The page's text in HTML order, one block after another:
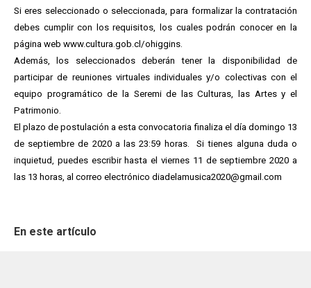
Si eres seleccionado o seleccionada, para formalizar la contratación
debes cumplir con los requisitos, los cuales podrán conocer en la
página web www.cultura.gob.cl/ohiggins.
Además, los seleccionados deberán tener la disponibilidad de
participar de reuniones virtuales individuales y/o colectivas con el
equipo programático de la Seremi de las Culturas, las Artes y el
Patrimonio.
El plazo de postulación a esta convocatoria finaliza el día domingo 13
de septiembre de 2020 a las 23:59 horas. Si tienes alguna duda o
inquietud, puedes escribir hasta el viernes 11 de septiembre 2020 a
las 13 horas, al correo electrónico diadelamusica2020@gmail.com
En este artículo